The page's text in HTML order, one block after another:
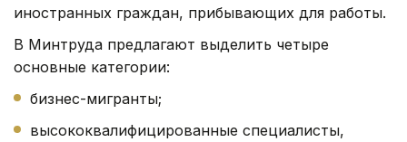
иностранных граждан, прибывающих для работы.
В Минтруда предлагают выделить четыре
основные категории:
бизнес-мигранты;
высококвалифицированные специалисты,